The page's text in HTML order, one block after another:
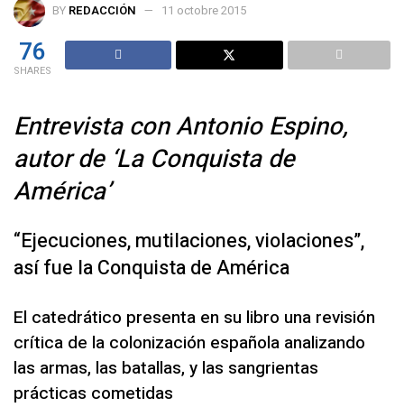
BY REDACCIÓN 11 octobre 2015
76
SHARES
Entrevista con Antonio Espino,
autor de ‘La Conquista de
América’
“Ejecuciones, mutilaciones, violaciones”,
así fue la Conquista de América
El catedrático presenta en su libro una revisión
crítica de la colonización española analizando
las armas, las batallas, y las sangrientas
prácticas cometidas